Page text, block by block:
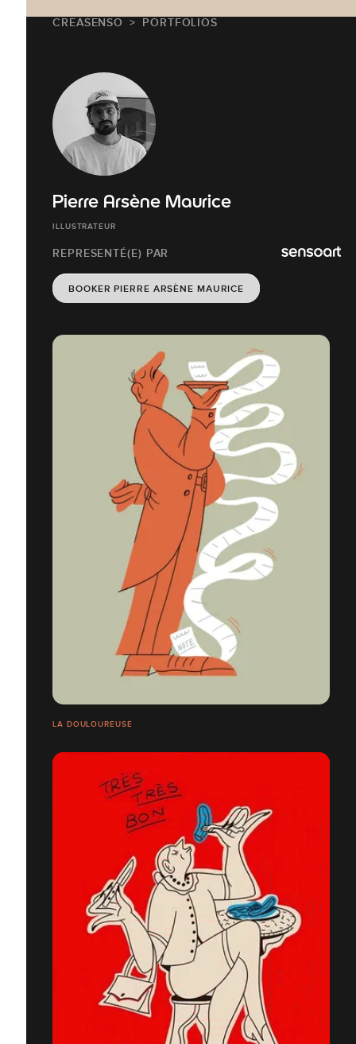
CREASENSO PORTFOLIOS
Pierre Arsène Maurice
ILLUSTRATEUR
REPRESENTÉ(E) PAR
BOOKER PIERRE ARSÈNE MAURICE
LA DOULOUREUSE